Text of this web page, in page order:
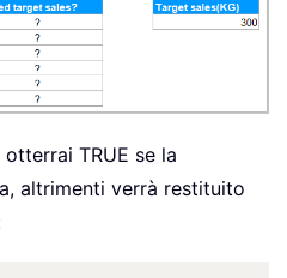
TRUE se la
altrimenti verrà restituito